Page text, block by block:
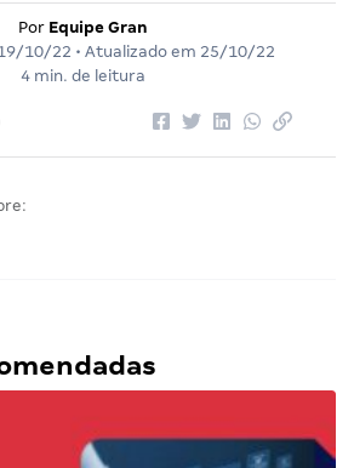
Por Equipe Gran
10/22 • Atualizado em 25/10/22
4 min. de leitura